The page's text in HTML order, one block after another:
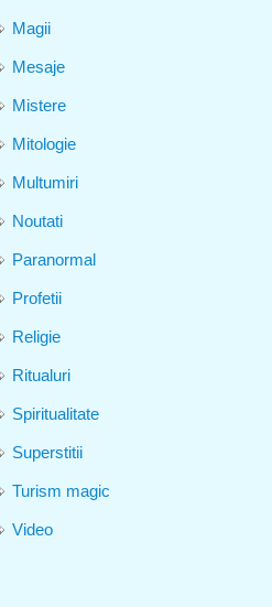
Magii
Mesaje
Mistere
Mitologie
Multumiri
Noutati
Paranormal
Profetii
Religie
Ritualuri
Spiritualitate
Superstitii
Turism magic
Video